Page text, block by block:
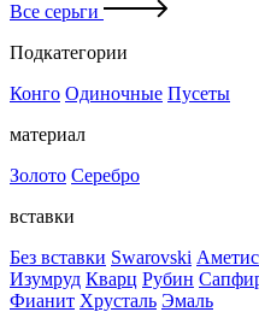
Все серьги
Подкатегории
Конго Одиночные Пусеты
материал
Золото Серебро
вставки
Без вставки Swarovski
Изумруд Кварц Рубин
Фианит Хрусталь Эмаль